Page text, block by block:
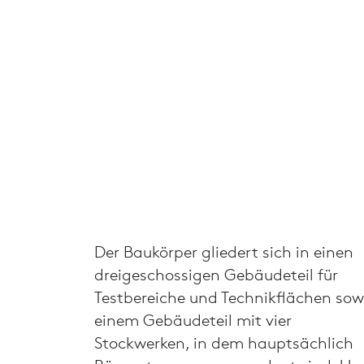
Der Baukörper gliedert sich in einen
dreigeschossigen Gebäudeteil für
Testbereiche und Technikflächen
einem Gebäudeteil mit vier
Stockwerken, in dem hauptsächlich